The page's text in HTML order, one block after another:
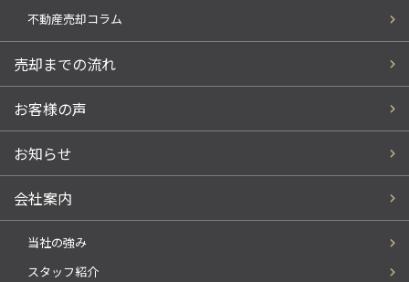
不動産売却コラム
売却までの流れ
お客様の声
お知らせ
会社案内
当社の強み
スタッフ紹介